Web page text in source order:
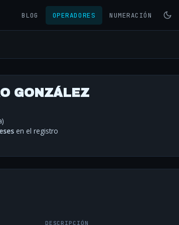
BLOG OPERADORES NUMERACIÓN
GONZÁLEZ
en el registro
DESCRIPCIÓN